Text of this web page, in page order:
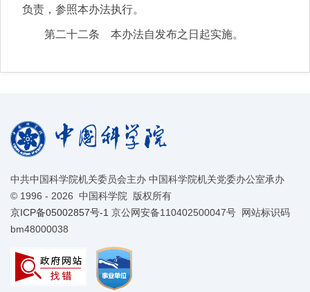
负责，参照本办法执行。
第二十二条 本办法自发布之日起实施。
中共中国科学院机关委员会主办 中国科学院机关党委办公室承办
© 1996 - 2026 中国科学院 版权所有
京ICP备05002857号-1 京公网安备110402500047号 网站标识码
bm48000038